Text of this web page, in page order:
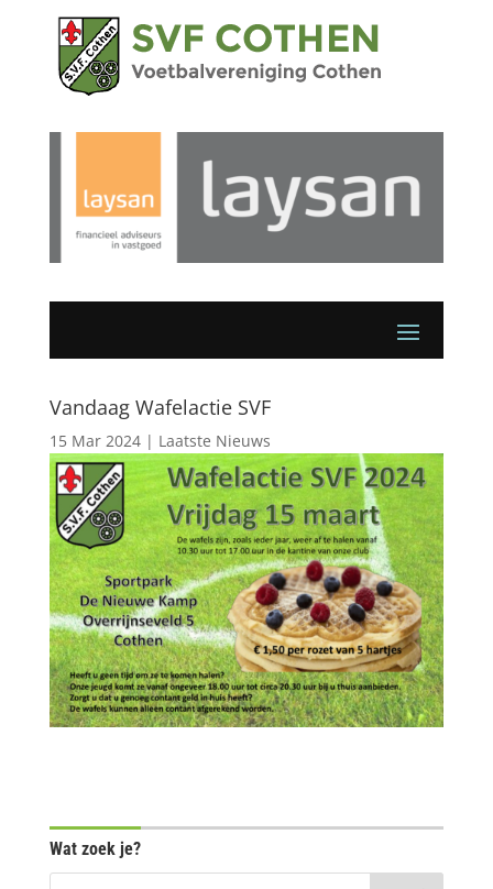
Vandaag Wafelactie SVF
15 Mar 2024| Laatste Nieuws
Wat zoek je?